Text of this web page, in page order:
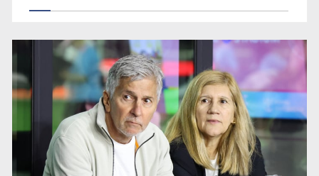
Realizan primera boda de personas sordas en Zapopan